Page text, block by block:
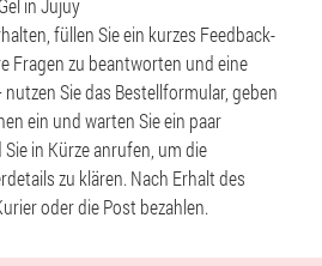
in Jujuy
füllen Sie ein kurzes Feedback-
Fragen zu beantworten und eine
Sie das Bestellformular, geben
ein und warten Sie ein paar
in Kürze anrufen, um die
zu klären. Nach Erhalt des
oder die Post bezahlen.